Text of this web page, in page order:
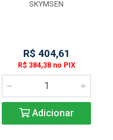
SKYMSEN
R$ 404,61
R$ 384,38 no PIX
Adicionar